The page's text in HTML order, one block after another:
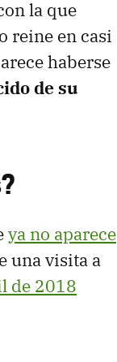
la que
reine en casi
haberse
de su
ya no aparece
una visita a
de 2018